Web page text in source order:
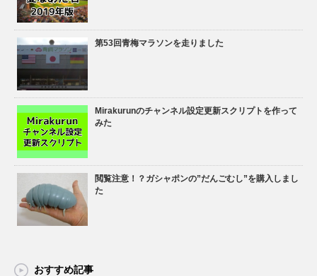
第53回青梅マラソンを走りました
Mirakurunのチャンネル設定更新スクリプトを作って
みた
閲覧注意！？ガシャポンの”だんごむし”を購入しまし
た
おすすめ記事